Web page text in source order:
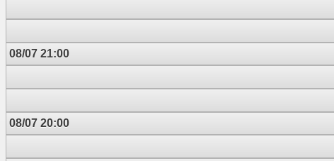
08/07 21:00
08/07 20:00